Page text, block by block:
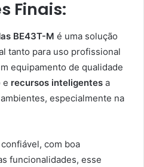
Finais:
BE43T-M é uma solução
tanto para uso profissional
equipamento de qualidade
e recursos inteligentes a
especialmente na
com boa
funcionalidades, esse